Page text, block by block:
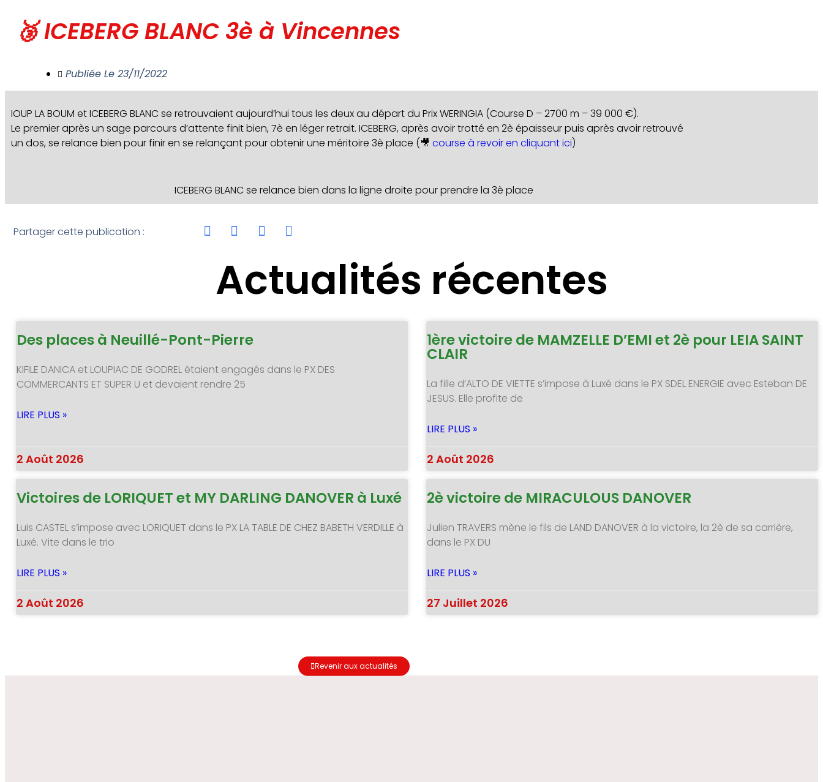
🥉 ICEBERG BLANC 3è à Vincennes
Publiée Le 23/11/2022
IOUP LA BOUM et ICEBERG BLANC se retrouvaient aujourd’hui tous les deux au départ du Prix WERINGIA (Course D – 2700 m – 39 000 €).
Le premier après un sage parcours d’attente finit bien, 7è en léger retrait. ICEBERG, après avoir trotté en 2è épaisseur puis après avoir retrouvé
un dos, se relance bien pour finir en se relançant pour obtenir une méritoire 3è place (🎥 course à revoir en cliquant ici)
ICEBERG BLANC se relance bien dans la ligne droite pour prendre la 3è place
Partager cette publication :
Actualités récentes
Des places à Neuillé-Pont-Pierre
KIFILE DANICA et LOUPIAC DE GODREL étaient engagés dans le PX DES
COMMERCANTS ET SUPER U et devaient rendre 25
LIRE PLUS »
2 Août 2026
1ère victoire de MAMZELLE D’EMI et 2è pour LEIA SAINT
CLAIR
La fille d’ALTO DE VIETTE s’impose à Luxé dans le PX SDEL ENERGIE avec Esteban DE
JESUS. Elle profite de
LIRE PLUS »
2 Août 2026
Victoires de LORIQUET et MY DARLING DANOVER à Luxé
Luis CASTEL s’impose avec LORIQUET dans le PX LA TABLE DE CHEZ BABETH VERDILLE à
Luxé. Vite dans le trio
LIRE PLUS »
2 Août 2026
2è victoire de MIRACULOUS DANOVER
Julien TRAVERS mène le fils de LAND DANOVER à la victoire, la 2è de sa carrière,
dans le PX DU
LIRE PLUS »
27 Juillet 2026
Revenir aux actualités